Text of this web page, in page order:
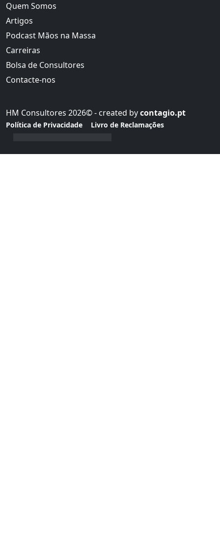
Quem Somos
Artigos
Podcast Mãos na Massa
Carreiras
Bolsa de Consultores
Contacte-nos
HM Consultores 2026© - created bycontagio.pt
Política de Privacidade Livro de Reclamações